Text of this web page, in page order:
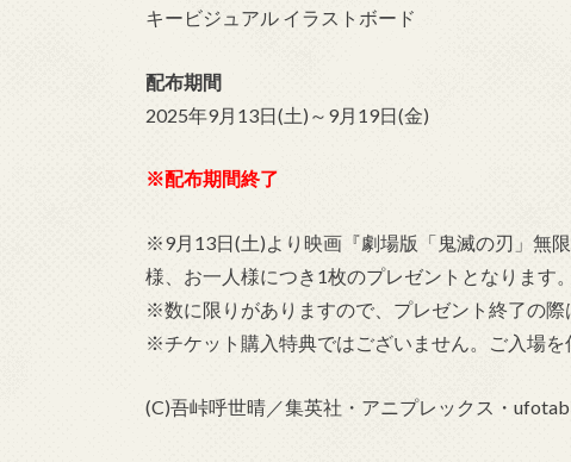
キービジュアル イラストボード
配布期間
2025年9月13日(土)～9月19日(金)
※配布期間終了
※9月13日(土)より映画『劇場版「鬼滅の刃」
様、お一人様につき1枚のプレゼントとなります。
※数に限りがありますので、プレゼント終了の際
※チケット購入特典ではございません。ご入場を
(C)吾峠呼世晴／集英社・アニプレックス・